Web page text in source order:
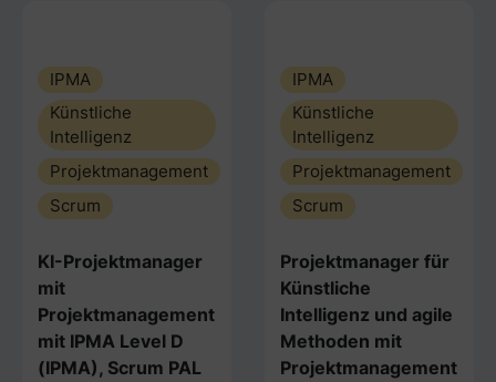
IPMA
Künstliche
Intelligenz
Projektmanagement
Scrum
KI-Projektmanager
mit
Projektmanagement
mit IPMA Level D
(IPMA), Scrum PAL
IPMA
Künstliche
Intelligenz
Projektmanagement
Scrum
Projektmanager für
Künstliche
Intelligenz und agile
Methoden mit
Projektmanagement